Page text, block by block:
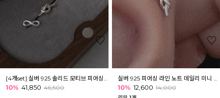
10% 41,850 46,500 10% 12,600 14,000